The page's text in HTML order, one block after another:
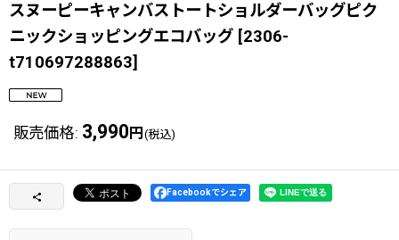
スヌーピーキャンバストートショルダーバッグピク
ニックショッピングエコバッグ [2306-
t710697288863]
販売価格: 3,990 円 (税込)
Facebookでシェア